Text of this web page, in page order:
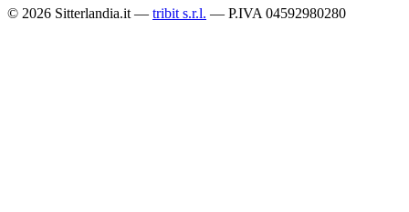
© 2026 Sitterlandia.it — tribit s.r.l. — P.IVA 04592980280